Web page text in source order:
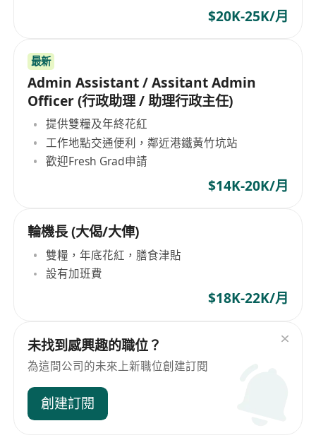
$20K-25K/月
最新
Admin Assistant / Assitant Admin
Officer (行政助理 / 助理行政主任)
提供雙糧及年終花紅
工作地點交通便利，鄰近港鐵黃竹坑站
歡迎Fresh Grad申請
$14K-20K/月
輪機長 (大偈/大俥)
雙糧，年底花紅，膳食津貼
設有加班費
$18K-22K/月
未找到感興趣的職位？
為這間公司的未來上新職位創建訂閱
創建訂閱